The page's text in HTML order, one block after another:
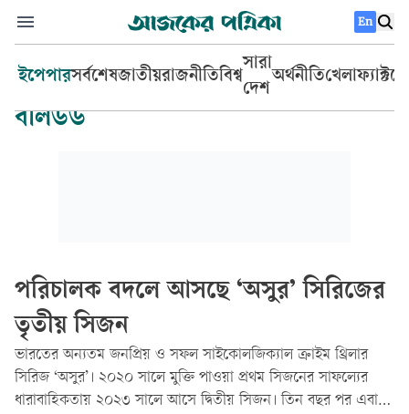
En
ইপেপারসর্বশেষজাতীয়রাজনীতিবিশ্ব
সারা
দেশ
অর্থনীতিখেলা
বলিউড
পরিচালক বদলে আসছে ‘অসুর’ সিরিজের
তৃতীয় সিজন
ভারতের অন্যতম জনপ্রিয় ও সফল সাইকোলজিক্যাল ক্রাইম থ্রিলার
সিরিজ ‘অসুর’। ২০২০ সালে মুক্তি পাওয়া প্রথম সিজনের সাফল্যের
ধারাবাহিকতায় ২০২৩ সালে আসে দ্বিতীয় সিজন। তিন বছর পর এবার